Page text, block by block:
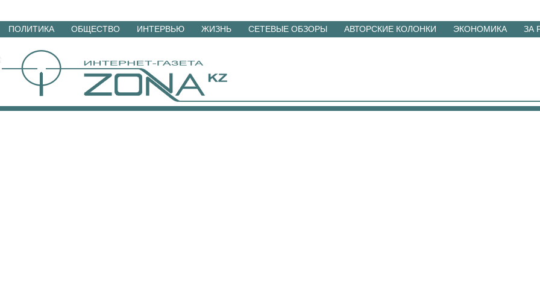
Перейти
материалам
ПОЛИТИКА ОБЩЕСТВО ИНТЕРВЬЮ ЖИЗНЬ СЕТЕВЫЕ ОБЗОРЫ АВТОРСКИЕ КОЛОНКИ ЭКОНОМИКА ЗА